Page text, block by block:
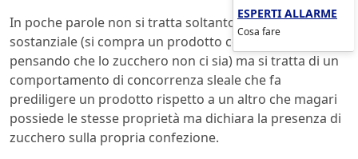
In poche parole non si tratta soltanto di un inganno
sostanziale (si compra un prodotto con zucchero
pensando che lo zucchero non ci sia) ma si tratta di un
comportamento di concorrenza sleale che fa
prediligere un prodotto rispetto a un altro che magari
possiede le stesse proprietà ma dichiara la presenza di
zucchero sulla propria confezione.
ESPERTI ALLARME
Cosa fare